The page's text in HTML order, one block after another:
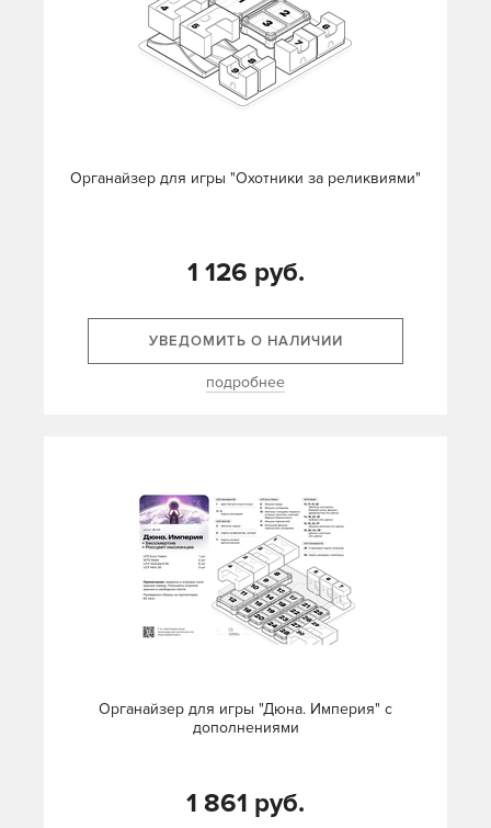
Органайзер для игры "Охотники за реликвиями"
1 126 руб.
УВЕДОМИТЬ О НАЛИЧИИ
подробнее
Органайзер для игры "Дюна. Империя" с
дополнениями
1 861 руб.